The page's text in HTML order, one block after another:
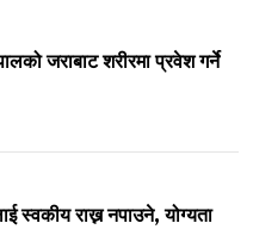
जराबाट शरीरमा प्रवेश गर्ने
स्वकीय राख्न नपाउने, योग्यता